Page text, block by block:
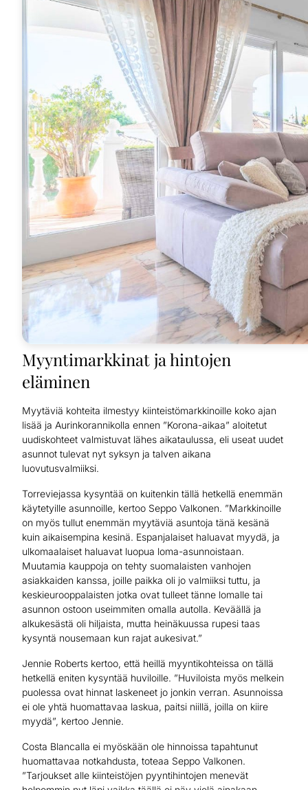
Myyntimarkkinat ja hintojen
eläminen
Myytäviä kohteita ilmestyy kiinteistömarkkinoille koko ajan
lisää ja Aurinkorannikolla ennen ”Korona-aikaa” aloitetut
uudiskohteet valmistuvat lähes aikataulussa, eli useat uudet
asunnot tulevat nyt syksyn ja talven aikana
luovutusvalmiiksi.
Torreviejassa kysyntää on kuitenkin tällä hetkellä enemmän
käytetyille asunnoille, kertoo Seppo Valkonen. ”Markkinoille
on myös tullut enemmän myytäviä asuntoja tänä kesänä
kuin aikaisempina kesinä. Espanjalaiset haluavat myydä, ja
ulkomaalaiset haluavat luopua loma-asunnoistaan.
Muutamia kauppoja on tehty suomalaisten vanhojen
asiakkaiden kanssa, joille paikka oli jo valmiiksi tuttu, ja
keskieurooppalaisten jotka ovat tulleet tänne lomalle tai
asunnon ostoon useimmiten omalla autolla. Keväällä ja
alkukesästä oli hiljaista, mutta heinäkuussa rupesi taas
kysyntä nousemaan kun rajat aukesivat.”
Jennie Roberts kertoo, että heillä myyntikohteissa on tällä
hetkellä eniten kysyntää huviloille. ”Huviloista myös melkein
puolessa ovat hinnat laskeneet jo jonkin verran. Asunnoissa
ei ole yhtä huomattavaa laskua, paitsi niillä, joilla on kiire
myydä”, kertoo Jennie.
Costa Blancalla ei myöskään ole hinnoissa tapahtunut
huomattavaa notkahdusta, toteaa Seppo Valkonen.
”Tarjoukset alle kiinteistöjen pyyntihintojen menevät